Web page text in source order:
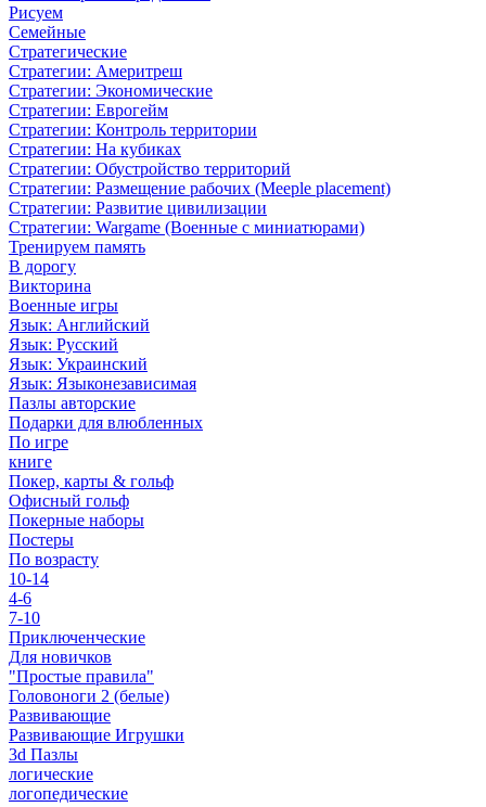
Рисуем
Семейные
Стратегические
Стратегии: Америтреш
Стратегии: Экономические
Стратегии: Еврогейм
Стратегии: Контроль территории
Стратегии: На кубиках
Стратегии: Обустройство территорий
Стратегии: Размещение рабочих (Meeple placement)
Стратегии: Развитие цивилизации
Стратегии: Wargame (Военные с миниатюрами)
Тренируем память
В дорогу
Викторина
Военные игры
Язык: Английский
Язык: Русский
Язык: Украинский
Язык: Языконезависимая
Пазлы авторские
Подарки для влюбленных
По игре
книге
Покер, карты & гольф
Офисный гольф
Покерные наборы
Постеры
По возрасту
10-14
4-6
7-10
Приключенческие
Для новичков
"Простые правила"
Головоноги 2 (белые)
Развивающие
Развивающие Игрушки
3d Пазлы
логические
логопедические